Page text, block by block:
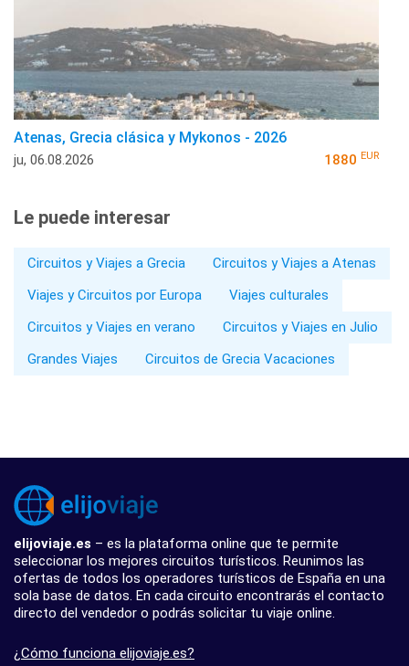
Atenas, Grecia clásica y Mykonos - 2026
ju, 06.08.2026 1880 EUR
Le puede interesar
Circuitos y Viajes a Grecia
Circuitos y Viajes a Atenas
Viajes y Circuitos por Europa
Viajes culturales
Circuitos y Viajes en verano
Circuitos y Viajes en Julio
Grandes Viajes
Circuitos de Grecia Vacaciones
elijoviaje.es – es la plataforma online que te permite
seleccionar los mejores circuitos turísticos. Reunimos las
ofertas de todos los operadores turísticos de España en una
sola base de datos. En cada circuito encontrarás el contacto
directo del vendedor o podrás solicitar tu viaje online.
¿Cómo funciona elijoviaje.es?